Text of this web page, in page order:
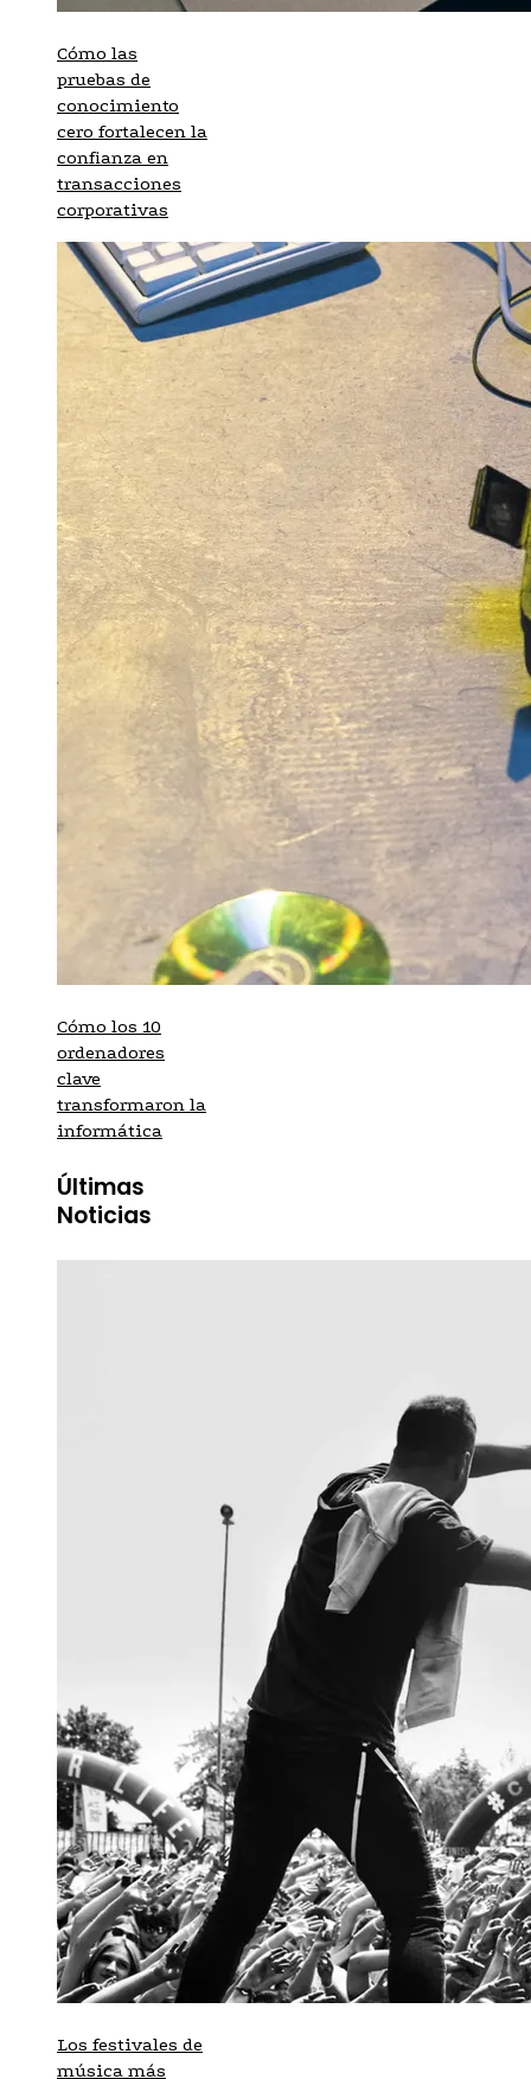
Cómo las
pruebas de
conocimiento
cero fortalecen la
confianza en
transacciones
corporativas
Cómo los 10
ordenadores
clave
transformaron la
informática
Últimas
Noticias
Los festivales de
música más